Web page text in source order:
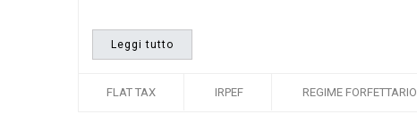
Leggi tutto
FLAT TAX IRPEF REGIME FORFETTARIO